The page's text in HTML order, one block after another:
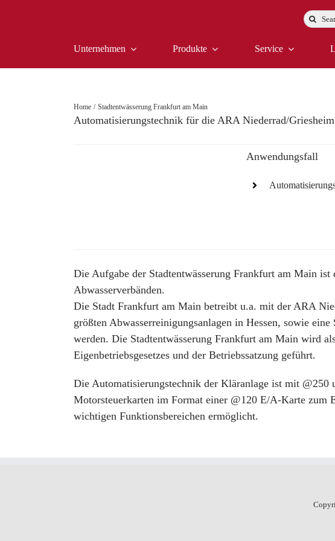
Suche
Unternehmen Produkte Service
Home Stadtentwässerung Frankfurt am Main
Automatisierungstechnik für die ARA Niederrad/
Anwendungsfall
Die Aufgabe der Stadtentwässerung Frankfurt am Main
Abwasserverbänden.
Die Stadt Frankfurt am Main betreibt u.a. mit der ARA
größten Abwasserreinigungsanlagen in Hessen, sowie
werden. Die Stadtentwässerung Frankfurt am Main wird
Eigenbetriebsgesetzes und der Betriebssatzung geführt.
Die Automatisierungstechnik der Kläranlage ist mit @250
Motorsteuerkarten im Format einer @120 E/A-Karte zum
wichtigen Funktionsbereichen ermöglicht.